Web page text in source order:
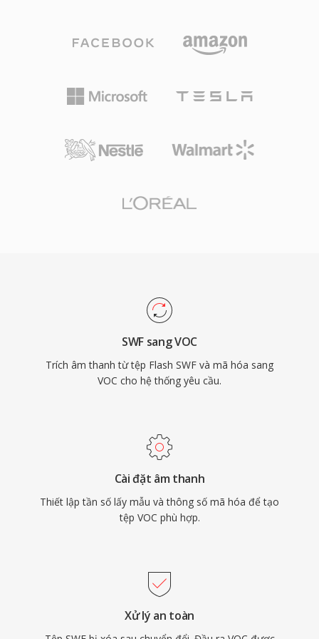
nội dung bắt đầu phát trước khi tải xong toàn
bộ tệp. Adobe Flash Player ở thời kỳ đỉnh cao
nối internet, mang đến cho SWF phạm vi tiếp
Định dạng phát triển để hỗ trợ phát lại video,
truy cập camera và microphone, tăng tốc 3D
Adobe kết thúc hỗ trợ Flash Player vào tháng
hóa A-law và mu-law. Cấu trúc khối này còn hỗ
dấu, mang lại cho nhà phát triển game khả
năng kiểm soát chi tiết việc phát lại âm thanh.
— card Sound Blaster có thể phát dữ liệu VOC
lý vô cùng quý giá. Định dạng được sử dụng
cho bảo tồn trò chơi retro và cho bất kỳ ai làm
việc với kho lưu trữ âm thanh PC cổ điển.
SWF sang VOC
Trích âm thanh từ tệp Flash SWF và mã hóa sang
VOC cho hệ thống yêu cầu.
Cài đặt âm thanh
Thiết lập tần số lấy mẫu và thông số mã hóa để tạo
tệp VOC phù hợp.
Xử lý an toàn